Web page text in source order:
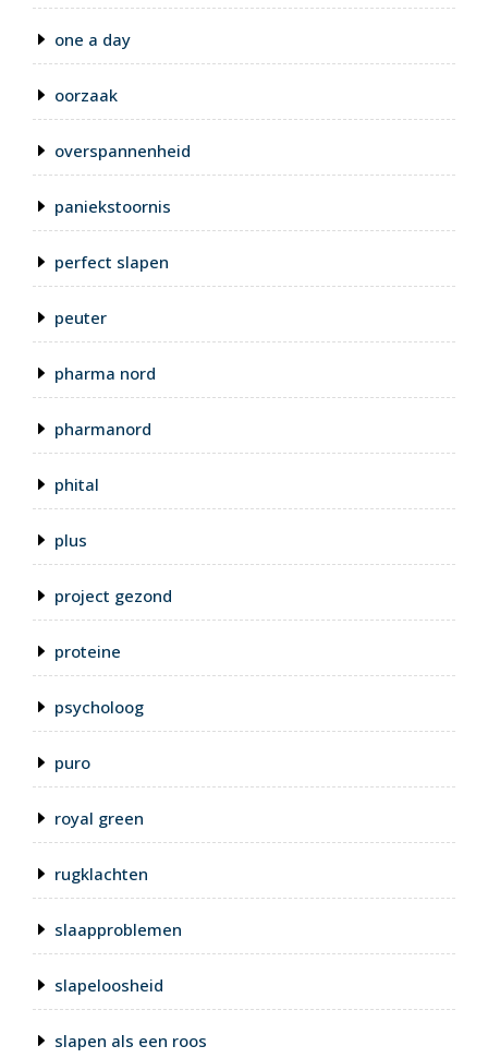
one a day
oorzaak
overspannenheid
paniekstoornis
perfect slapen
peuter
pharma nord
pharmanord
phital
plus
project gezond
proteine
psycholoog
puro
royal green
rugklachten
slaapproblemen
slapeloosheid
slapen als een roos